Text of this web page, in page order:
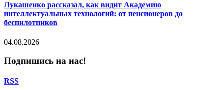
Лукашенко рассказал, как видит Академию
интеллектуальных технологий: от пенсионеров до
беспилотников
04.08.2026
Подпишись на нас!
RSS